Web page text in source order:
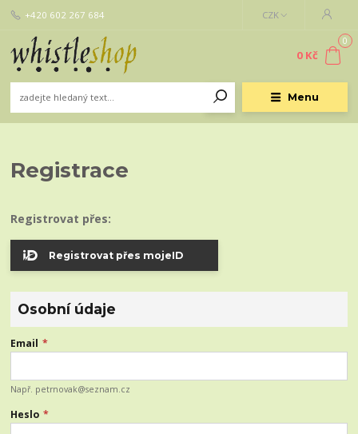
Menu
CZK
+420 602 267 684
0
0 Kč
Registrace
Registrovat přes:
Registrovat přes mojeID
Osobní údaje
Email *
Např. petrnovak@seznam.cz
Heslo *